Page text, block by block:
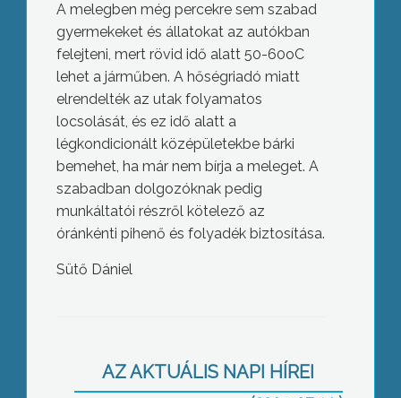
A melegben még percekre sem szabad
gyermekeket és állatokat az autókban
felejteni, mert rövid idő alatt 50-60oC
lehet a járműben. A hőségriadó miatt
elrendelték az utak folyamatos
locsolását, és ez idő alatt a
légkondicionált középületekbe bárki
bemehet, ha már nem bírja a meleget. A
szabadban dolgozóknak pedig
munkáltatói részről kötelező az
óránkénti pihenő és folyadék biztosítása.
Sütő Dániel
AZ AKTUÁLIS NAPI HÍREI
tanácsa